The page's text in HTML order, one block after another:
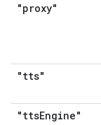
"proxy"
"tts"
"ttsEngine"